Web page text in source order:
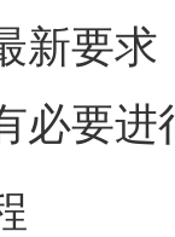
新要
必要进